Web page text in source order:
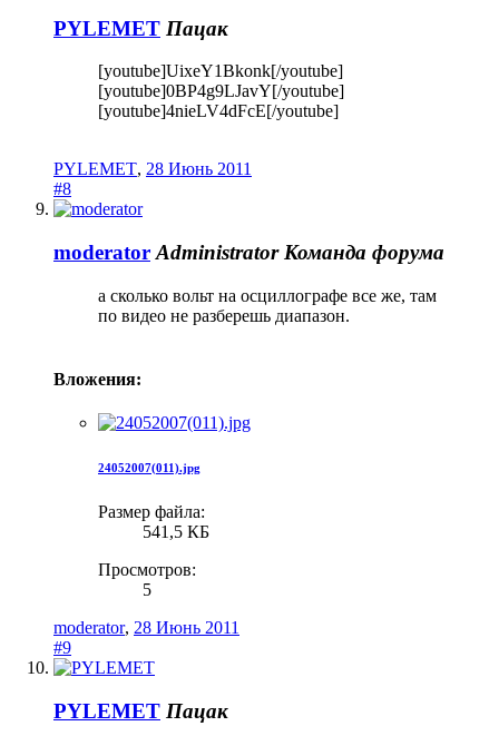
PYLEMET Пацак
[youtube]UixeY1Bkonk[/youtube]
[youtube]0BP4g9LJavY[/youtube]
[youtube]4nieLV4dFcE[/youtube]
PYLEMET, 28 Июнь 2011
#8
moderator Administrator Команда форума
а сколько вольт на осциллографе все же, там
по видео не разберешь диапазон.
Вложения:
24052007(011).jpg
Размер файла:
541,5 КБ
Просмотров:
5
moderator, 28 Июнь 2011
#9
PYLEMET Пацак